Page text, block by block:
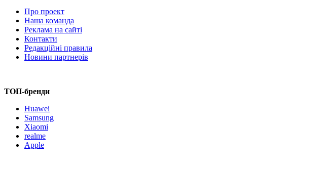
Про проект
Наша команда
Реклама на сайті
Контакти
Редакційні правила
Новини партнерів
ТОП-бренди
Huawei
Samsung
Xiaomi
realme
Apple